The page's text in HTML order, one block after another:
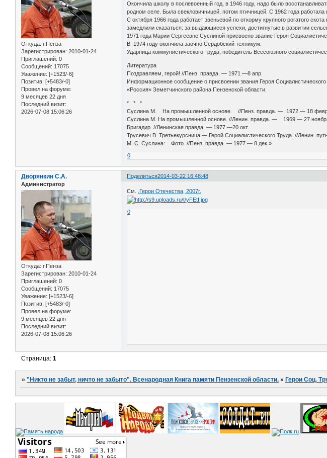
Откуда: г.Пенза
Зарегистрирован: 2010-01-24
Приглашений: 0
Сообщений: 17075
Уважение: [+1523/-6]
Позитив: [+5483/-0]
Провел на форуме:
9 месяцев 22 дня
Последний визит:
2026-07-08 15:06:26
Окончила школу в послевоенный год, в 1946 году, надо было
родном селе. Была свекловичницей, потом птичницей. С 1962 года
С октября 1966 года работает звеньевой по откорму крупного рогатого
замедлили сказаться: за выдающиеся успехи, достигнутые в развитии
1971 года Марии Сергеевне Суслиной присвоено звание Героя
В 1974 году окончила заочно Сердобский техникум.
Ударница коммунистического труда, победитель Всесоюзного
Литература
Поздравляем, герой! //Пенз. правда. — 1971.—8 апр.
Информационное сообщение о присвоении звания Героя
«Россия» Земетчинского района Пензенской области.
* * *
Суслина М. На промышленной основе. //Пенз. правда. — 1972.— 18
Суслина М. На промышленной основе. //Ленин. правда. — 1969.— 27
Бригадир. //Ленинская правда. — 1977.—20 окт.
Трусевич В. Третьекурсница — Герой Социалистического Труда. //Ленин.
М. С. Суслина: Фото. //Пенз. правда. — 1977.— 8 дек.»
0
Поделиться2014-03-22 16:48:48
Дворянкин С.А.
Администратор
Откуда: г.Пенза
Зарегистрирован: 2010-01-24
Приглашений: 0
Сообщений: 17075
Уважение: [+1523/-6]
Позитив: [+5483/-0]
Провел на форуме:
9 месяцев 22 дня
Последний визит:
2026-07-08 15:06:26
См. ,Герои Отечества, 2007г.
0
Страница:1
»"Никто не забыт, ничто не забыто". Всенародная Книга памяти Пензенской области. » Герои Соц.